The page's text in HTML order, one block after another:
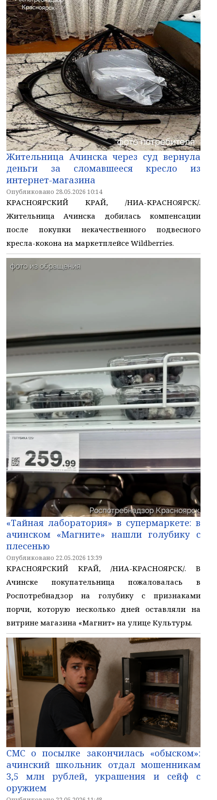
Жительница Ачинска через суд вернула
деньги за сломавшееся кресло из
интернет-магазина
Опубликовано 28.05.2026 10:14
КРАСНОЯРСКИЙ КРАЙ, /НИА-КРАСНОЯРСК/.
Жительница Ачинска добилась компенсации
после покупки некачественного подвесного
кресла-кокона на маркетплейсе Wildberries.
«Тайная лаборатория» в супермаркете: в
ачинском «Магните» нашли голубику с
плесенью
Опубликовано 22.05.2026 13:39
КРАСНОЯРСКИЙ КРАЙ, /НИА-КРАСНОЯРСК/. В
Ачинске покупательница пожаловалась в
Роспотребнадзор на голубику с признаками
порчи, которую несколько дней оставляли на
витрине магазина «Магнит» на улице Культуры.
СМС о посылке закончилась «обыском»:
ачинский школьник отдал мошенникам
3,5 млн рублей, украшения и сейф с
оружием